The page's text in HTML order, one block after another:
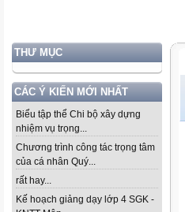
THƯ MỤC
CÁC Ý KIẾN MỚI NHẤT
Biểu tập thể Chi bộ xây dựng
nhiệm vụ trọng...
Chương trình công tác trọng tâm
của cá nhân Quý...
rất hay...
Kế hoạch giảng dạy lớp 4 SGK -